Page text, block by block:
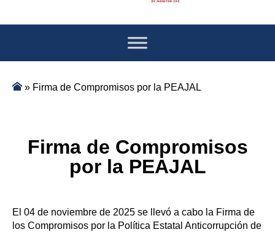
» Firma de Compromisos por la PEAJAL
Firma de Compromisos
por la PEAJAL
El 04 de noviembre de 2025 se llevó a cabo la Firma de
los Compromisos por la Política Estatal Anticorrupción de